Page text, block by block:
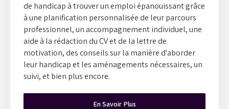
de handicap à trouver un emploi épanouissant grâce
à une planification personnalisée de leur parcours
professionnel, un accompagnement individuel, une
aide à la rédaction du CV et de la lettre de
motivation, des conseils sur la manière d'aborder
leur handicap et les aménagements nécessaires, un
suivi, et bien plus encore.
En Savoir Plus